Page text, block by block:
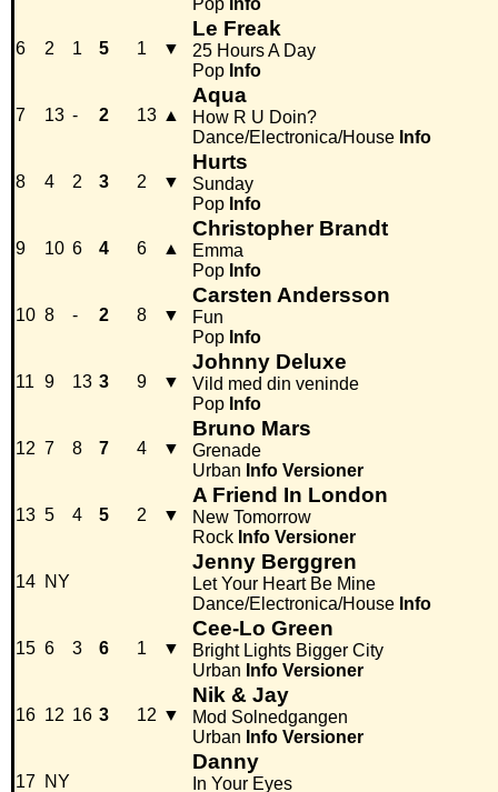
Pop Info
6 2 1 5 1 ▼
Le Freak
25 Hours A Day
Pop Info
7 13 - 2 13 ▲
Aqua
How R U Doin?
Dance/Electronica/House Info
8 4 2 3 2 ▼
Hurts
Sunday
Pop Info
9 10 6 4 6 ▲
Christopher Brandt
Emma
Pop Info
10 8 - 2 8 ▼
Carsten Andersson
Fun
Pop Info
11 9 13 3 9 ▼
Johnny Deluxe
Vild med din veninde
Pop Info
12 7 8 7 4 ▼
Bruno Mars
Grenade
Urban Info Versioner
13 5 4 5 2 ▼
A Friend In London
New Tomorrow
Rock Info Versioner
14 NY
Jenny Berggren
Let Your Heart Be Mine
Dance/Electronica/House Info
15 6 3 6 1 ▼
Cee-Lo Green
Bright Lights Bigger City
Urban Info Versioner
16 12 16 3 12 ▼
Nik & Jay
Mod Solnedgangen
Urban Info Versioner
17 NY
Danny
In Your Eyes